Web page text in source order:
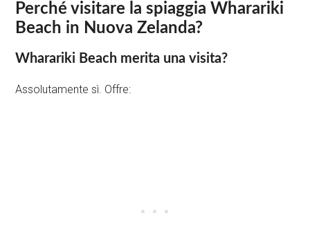
Perché visitare la spiaggia Wharariki
Beach in Nuova Zelanda?
Wharariki Beach merita una visita?
Assolutamente sì. Offre: